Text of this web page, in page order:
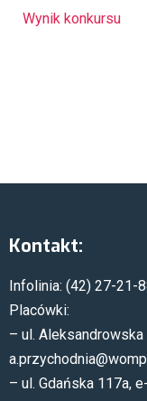
Wynik konkursu
Kontakt:
Infolinia: (42) 27-21-
Placówki:
– ul.
– ul. Gdańska 117a,